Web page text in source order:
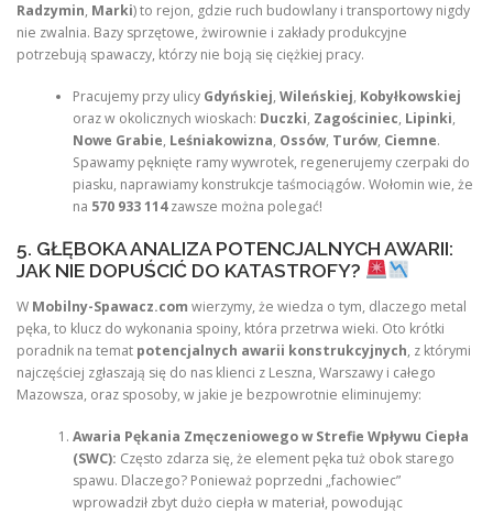
Radzymin, Marki) to rejon, gdzie ruch budowlany i transportowy nigdy
nie zwalnia. Bazy sprzętowe, żwirownie i zakłady produkcyjne
potrzebują spawaczy, którzy nie boją się ciężkiej pracy.
Pracujemy przy ulicy Gdyńskiej, Wileńskiej, Kobyłkowskiej
oraz w okolicznych wioskach: Duczki, Zagościniec, Lipinki,
Nowe Grabie, Leśniakowizna, Ossów, Turów, Ciemne.
Spawamy pęknięte ramy wywrotek, regenerujemy czerpaki do
piasku, naprawiamy konstrukcje taśmociągów. Wołomin wie, że
na 570 933 114zawsze można polegać!
5. GŁĘBOKA ANALIZA POTENCJALNYCH AWARII:
JAK NIE DOPUŚCIĆ DO KATASTROFY?
W Mobilny-Spawacz.com wierzymy, że wiedza o tym, dlaczego metal
pęka, to klucz do wykonania spoiny, która przetrwa wieki. Oto krótki
poradnik na temat potencjalnych awarii konstrukcyjnych, z którymi
najczęściej zgłaszają się do nas klienci z Leszna, Warszawy i całego
Mazowsza, oraz sposoby, w jakie je bezpowrotnie eliminujemy:
Awaria Pękania Zmęczeniowego w Strefie Wpływu Ciepła
(SWC): Często zdarza się, że element pęka tuż obok starego
spawu. Dlaczego? Ponieważ poprzedni „fachowiec”
wprowadził zbyt dużo ciepła w materiał, powodując